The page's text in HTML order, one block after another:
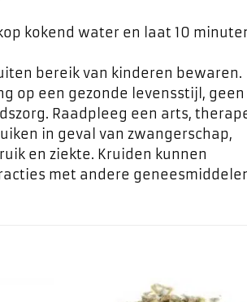
kokend water en laat 10
bereik van kinderen bewaren.
op een gezonde levensstijl, geen
Raadpleeg een arts,
in geval van zwangerschap,
en ziekte. Kruiden kunnen
met andere